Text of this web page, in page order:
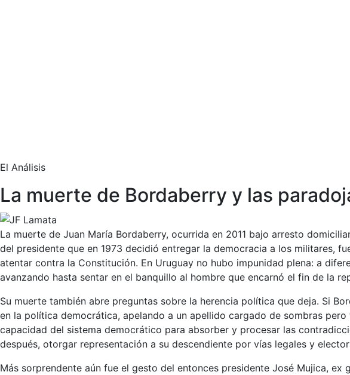
El Análisis
La muerte de Bordaberry y las
La muerte de Juan María Bordaberry, ocurrida en 2011 bajo arresto
del presidente que en 1973 decidió entregar la democracia a los militares,
atentar contra la Constitución. En Uruguay no hubo impunidad plena: a
avanzando hasta sentar en el banquillo al hombre que encarnó el fin de la
Su muerte también abre preguntas sobre la herencia política que deja. Si
en la política democrática, apelando a un apellido cargado de sombras
capacidad del sistema democrático para absorber y procesar las
después, otorgar representación a su descendiente por vías legales y
Más sorprendente aún fue el gesto del entonces presidente José Mujica,